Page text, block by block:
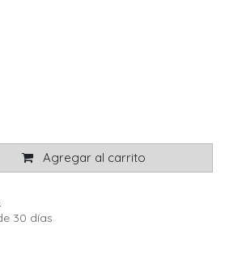
Agregar al carrito
30 días